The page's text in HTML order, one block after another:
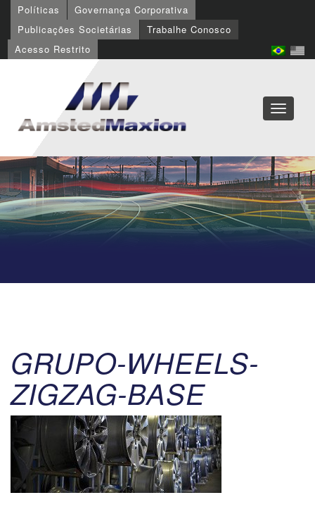
Políticas
Governança Corporativa
Publicações Societárias
Trabalhe Conosco
Acesso Restrito
GRUPO-WHEELS-
ZIGZAG-BASE